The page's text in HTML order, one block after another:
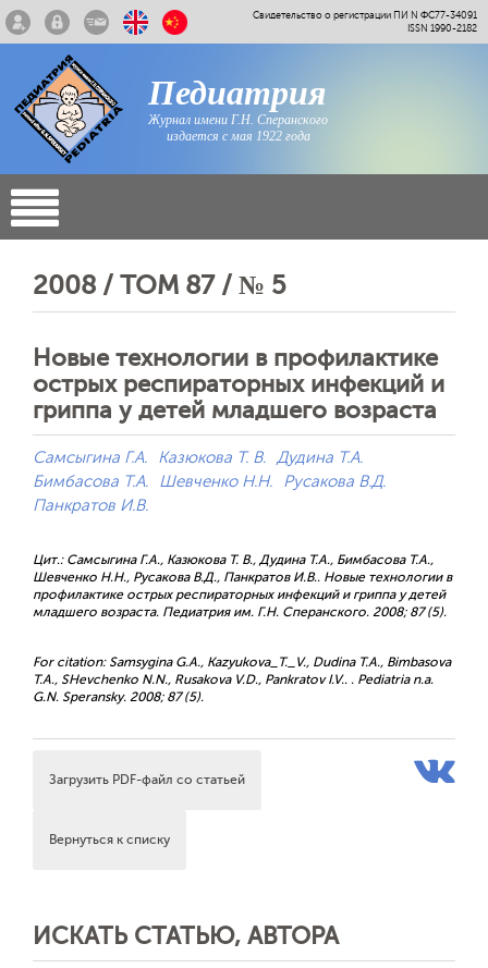
Свидетельство о регистрации ПИ N ФС77-34091
ISSN 1990-2182
Педиатрия
Журнал имени Г.Н. Сперанского
издается с мая 1922 года
2008 / ТОМ 87 / № 5
Новые технологии в профилактике
острых респираторных инфекций и
гриппа у детей младшего возраста
Самсыгина Г.А. Казюкова Т. В. Дудина Т.А.
Бимбасова Т.А.
Шевченко Н.Н.
Русакова В.Д.
Панкратов И.В.
Цит.: Самсыгина Г.А., Казюкова Т. В., Дудина Т.А., Бимбасова Т.А.,
Шевченко Н.Н., Русакова В.Д., Панкратов И.В.. Новые технологии в
профилактике острых респираторных инфекций и гриппа у детей
младшего возраста. Педиатрия им. Г.Н. Сперанского. 2008; 87 (5).
For citation: Samsygina G.A., Kazyukova_T._V., Dudina T.A., Bimbasova
T.A., SHevchenko N.N., Rusakova V.D., Pankratov I.V.. . Pediatria n.a.
G.N. Speransky. 2008; 87 (5).
Загрузить PDF-файл со статьей
Вернуться к списку
ИСКАТЬ СТАТЬЮ, АВТОРА